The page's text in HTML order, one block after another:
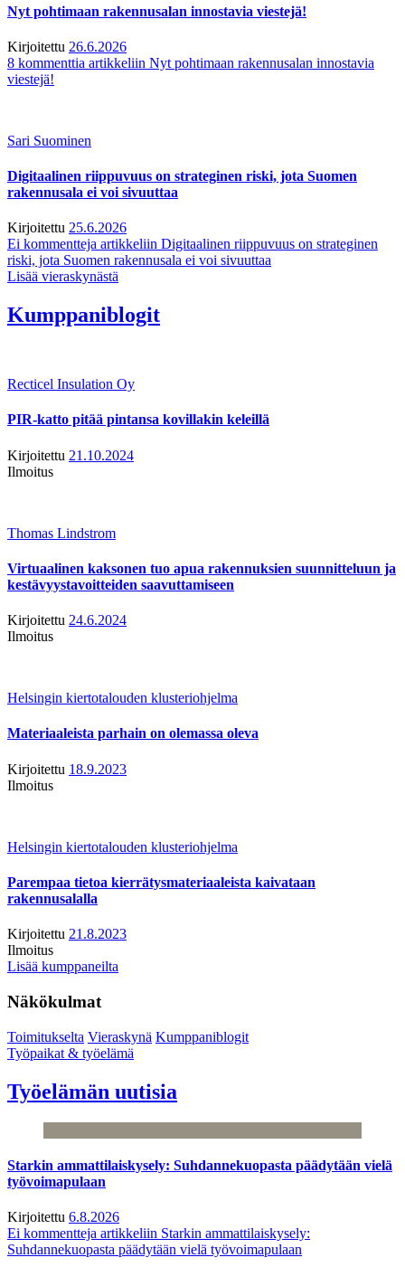
Nyt pohtimaan rakennusalan innostavia viestejä!
Kirjoitettu 26.6.2026
8 kommenttia artikkeliin Nyt pohtimaan rakennusalan innostavia
viestejä!
Sari Suominen
Digitaalinen riippuvuus on strateginen riski, jota Suomen
rakennusala ei voi sivuuttaa
Kirjoitettu 25.6.2026
Ei kommentteja artikkeliin Digitaalinen riippuvuus on strateginen
riski, jota Suomen rakennusala ei voi sivuuttaa
Lisää vieraskynästä
Kumppaniblogit
Recticel Insulation Oy
PIR-katto pitää pintansa kovillakin keleillä
Kirjoitettu 21.10.2024
Ilmoitus
Thomas Lindstrom
Virtuaalinen kaksonen tuo apua rakennuksien suunnitteluun ja
kestävyystavoitteiden saavuttamiseen
Kirjoitettu 24.6.2024
Ilmoitus
Helsingin kiertotalouden klusteriohjelma
Materiaaleista parhain on olemassa oleva
Kirjoitettu 18.9.2023
Ilmoitus
Helsingin kiertotalouden klusteriohjelma
Parempaa tietoa kierrätysmateriaaleista kaivataan
rakennusalalla
Kirjoitettu 21.8.2023
Ilmoitus
Lisää kumppaneilta
Näkökulmat
Toimitukselta Vieraskynä Kumppaniblogit
Työpaikat & työelämä
Työelämän uutisia
Starkin ammattilaiskysely: Suhdannekuopasta päädytään vielä
työvoimapulaan
Kirjoitettu 6.8.2026
Ei kommentteja artikkeliin Starkin ammattilaiskysely:
Suhdannekuopasta päädytään vielä työvoimapulaan